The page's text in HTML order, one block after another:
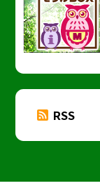
RSS